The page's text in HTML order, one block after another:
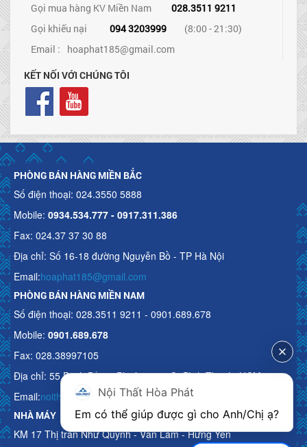
Gọi mua hàng KV Miền Nam
028.3511 9211
Gọi khiếu nại
094 3203999
(8:00 - 21:30)
Email : hoaphat185@gmail.com
KẾT NỐI VỚI CHÚNG TÔI
PHÒNG BÁN HÀNG MIỀN BẮC
Số điện thoại: 024.3550 5888
Mobile: 0934.534.777 - 0917.311.386
Fax: 024.37 37 30 88
Địa chỉ: Số 16-18 đường Nguyễn Bồ - TP Hà Nội
Email:hoaphat185@gmail.com
PHÒNG BÁN HÀNG MIỀN NAM
Số điện thoại: 028.3511 9211 - 0901.689.678
Mobile: 0901.689.678
Fax: 028.38997105
Địa chỉ: 55 Bạch Đằng, Phường 15, Q. Bình Thạnh, HCM
Email:noithathoaphattot@gmail.com
NHÀ MÁY
KM 17 Thị trấn Như Quỳnh - Văn Lâm - Hưng Yên
Nội Thất Hòa Phát